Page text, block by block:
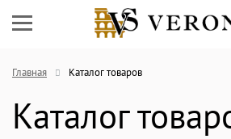
Главная Каталог товаров
Каталог